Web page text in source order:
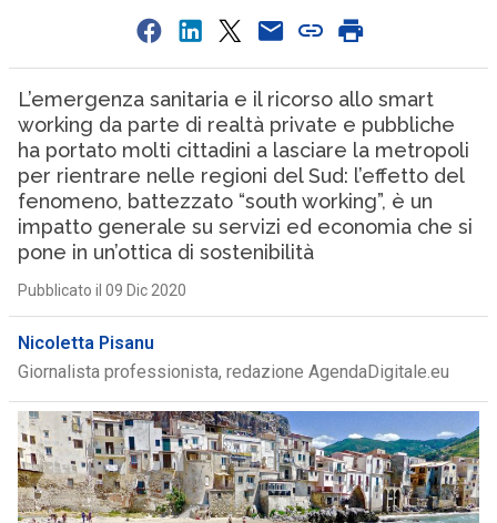
L’emergenza sanitaria e il ricorso allo smart
working da parte di realtà private e pubbliche
ha portato molti cittadini a lasciare la metropoli
per rientrare nelle regioni del Sud: l’effetto del
fenomeno, battezzato “south working”, è un
impatto generale su servizi ed economia che si
pone in un’ottica di sostenibilità
Pubblicato il 09 Dic 2020
Nicoletta Pisanu
Giornalista professionista, redazione AgendaDigitale.eu